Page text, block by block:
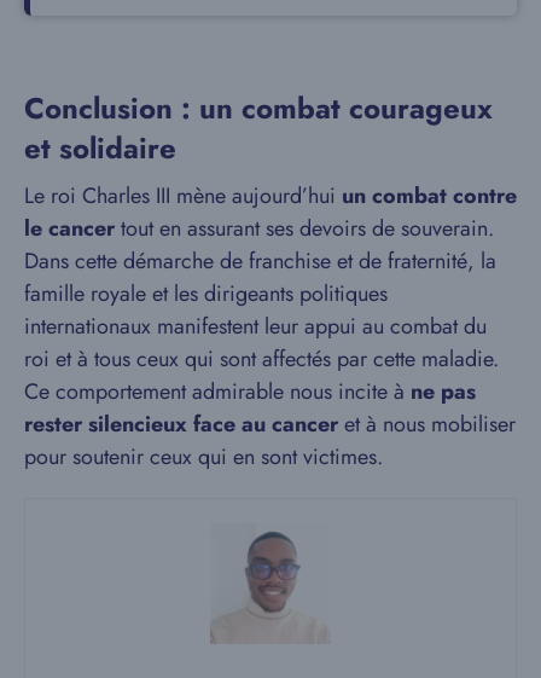
Conclusion : un combat courageux
et solidaire
Le roi Charles III mène aujourd’hui un combat contre
le cancertout en assurant ses devoirs de souverain.
Dans cette démarche de franchise et de fraternité, la
famille royale et les dirigeants politiques
internationaux manifestent leur appui au combat du
roi et à tous ceux qui sont affectés par cette maladie.
Ce comportement admirable nous incite à ne pas
rester silencieux face au canceret à nous mobiliser
pour soutenir ceux qui en sont victimes.